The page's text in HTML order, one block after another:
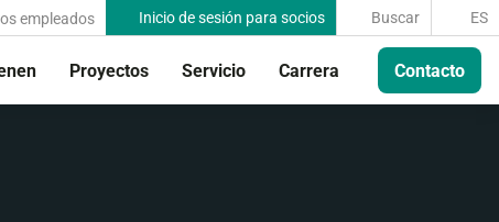
empleados Inicio de sesión para socios Buscar ES
Proyectos Servicio Carrera Contacto